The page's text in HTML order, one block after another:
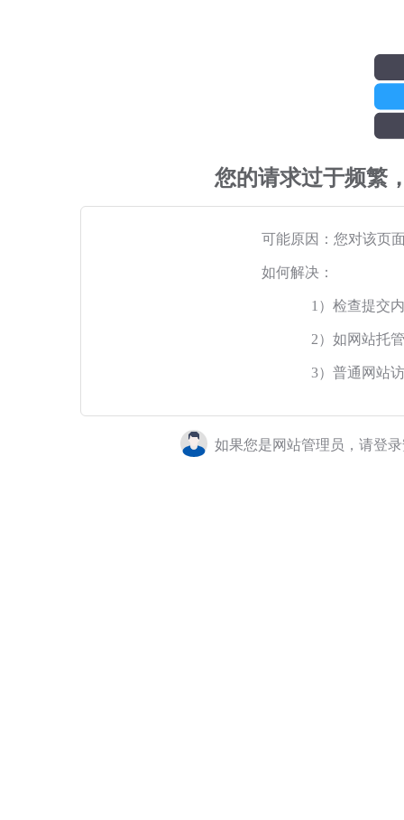
您的请求过于频繁
可能原因：您对该页
如何解决：
1）检查提交
2）如网站托
3）普通网站
如果您是网站管理员，请登